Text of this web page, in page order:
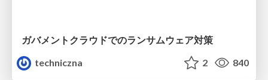
ガバメントクラウドでのランサムウェア対策
techniczna
2 840